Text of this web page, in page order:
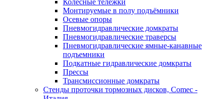
Колесные тележки
Монтируемые в полу подъёмники
Осевые опоры
Пневмогидравлические домкраты
Пневмогидравлические траверсы
Пневмогидравлические ямные-канавные
подъемники
Подкатные гидравлические домкраты
Прессы
Трансмиссионные домкраты
Стенды проточки тормозных дисков, Comec -